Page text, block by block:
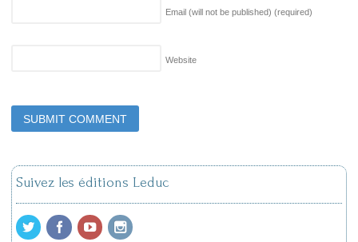
Email (will not be published) (required)
Website
Suivez les éditions Leduc